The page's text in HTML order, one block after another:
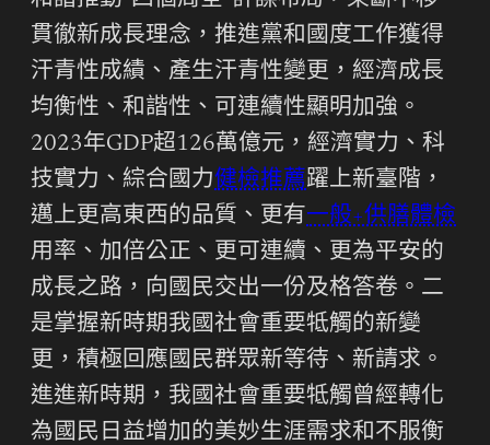
貫徹新成長理念，推進黨和國度工作獲得
汗青性成績、產生汗青性變更，經濟成長
均衡性、和諧性、可連續性顯明加強。
2023年GDP超126萬億元，經濟實力、科
技實力、綜合國力健檢推薦躍上新臺階，
邁上更高東西的品質、更有 一般+供膳體檢
用率、加倍公正、更可連續、更為平安的
成長之路，向國民交出一份及格答卷。二
是掌握新時期我國社會重要牴觸的新變
更，積極回應國民群眾新等待、新請求。
進進新時期，我國社會重要牴觸曾經轉化
為國民日益增加的美妙生涯需求和不服衡